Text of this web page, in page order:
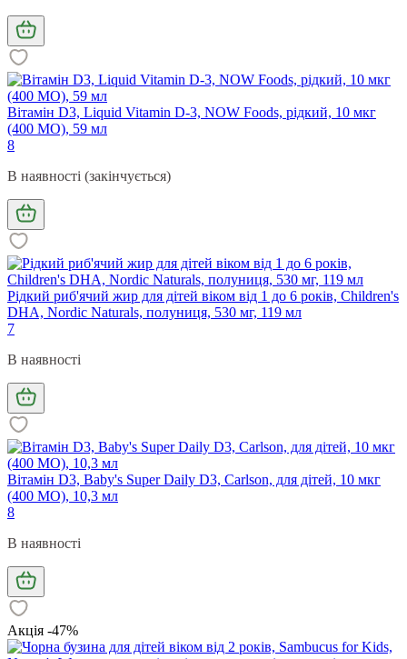
Вітамін D3, Liquid Vitamin D-3, NOW Foods, рідкий, 10 мкг
(400 МО), 59 мл
8
В наявності (закінчується)
Рідкий риб'ячий жир для дітей віком від 1 до 6 років, Children's
DHA, Nordic Naturals, полуниця, 530 мг, 119 мл
7
В наявності
Вітамін D3, Baby's Super Daily D3, Carlson, для дітей, 10 мкг
(400 МО), 10,3 мл
8
В наявності
Акція -47%